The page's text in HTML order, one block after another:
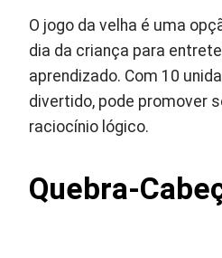
O jogo da velha é uma
dia da criança para
aprendizado. Com 10
divertido, pode promover
raciocínio lógico.
Quebra-